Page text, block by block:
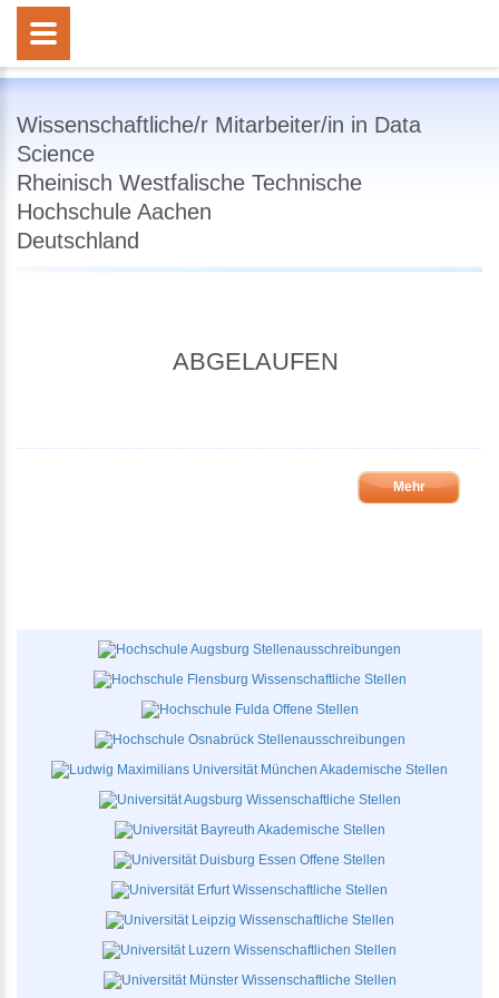
Wissenschaftliche/r Mitarbeiter/in in Data
Science
Rheinisch Westfalische Technische
Hochschule Aachen
Deutschland
ABGELAUFEN
Mehr